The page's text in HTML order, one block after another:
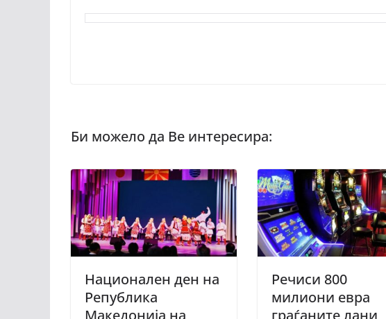
Национален ден на
Република
Македонија на
Речиси 800
милиони евра
граѓаните лани